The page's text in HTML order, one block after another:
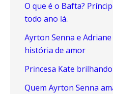
O que é o Bafta?
todo ano lá.
Ayrton Senna e
história de amor
Princesa Kate
Quem Ayrton Senna